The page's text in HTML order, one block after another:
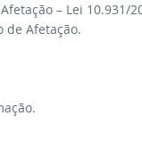
– Lei 10.931/
Afetação.